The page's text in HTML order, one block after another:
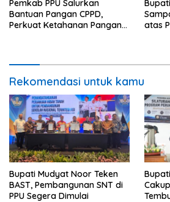
Pemkab PPU Salurkan
Bantuan Pangan CPPD,
Perkuat Ketahanan Pangan
atas
Rekomendasi untuk kamu
Bupati Mudyat Noor Teken
BAST, Pembangunan SNT di
PPU Segera Dimulai